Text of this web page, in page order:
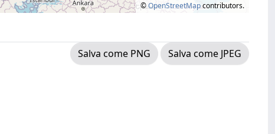
©OpenStreetMapcontributors.
Salva come PNG
Salva come JPEG